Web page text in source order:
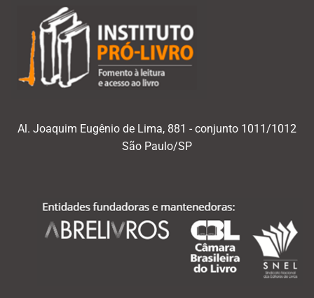
Al. Joaquim Eugênio de Lima, 881 - conjunto 1011/1012
São Paulo/SP